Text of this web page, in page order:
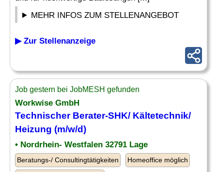
MEHR INFOS ZUM STELLENANGEBOT
▶ Zur Stellenanzeige
Job gestern bei JobMESH gefunden
Workwise GmbH
Technischer Berater-SHK/ Kältetechnik/
Heizung (m/w/d)
• Nordrhein- Westfalen 32791 Lage
Beratungs-/ Consultingtätigkeiten Homeoffice möglich